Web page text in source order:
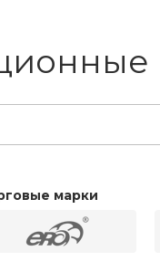
марки